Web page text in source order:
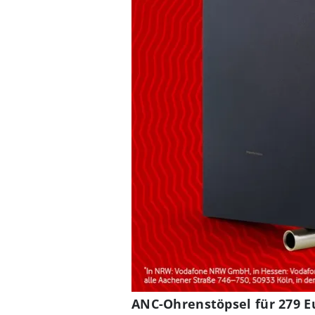
ANC-Ohrenstöpsel für 279